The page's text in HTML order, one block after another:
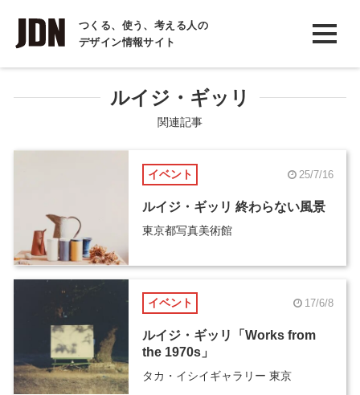
つくる、使う、考える人の
デザイン情報サイト
INTERVIEW
インタビュー
REPORT
COLUMN
ルイジ・ギッリ
関連記事
イベント 25/7/16
ルイジ・ギッリ 終わらない風景
東京都写真美術館
イベント 17/6/8
ルイジ・ギッリ「Works from
the 1970s」
タカ・イシイギャラリー 東京